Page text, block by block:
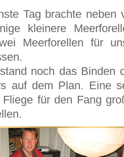
Tag brachte neben
kleinere
Meerforellen für
noch das Binden
auf dem Plan. Eine
Fliege für den Fang